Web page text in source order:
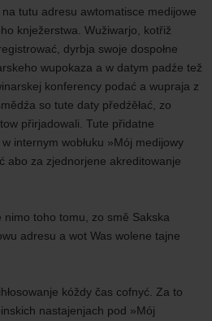
tutu adresu awtomatisce medijowe
knježerstwa. Wužiwarjo, kotřiž
dyrbja swoje dospołne
wupokaza a w datym padźe tež
konferency podać a wupraja z
so tute daty předźěłać, zo
přirjadowali. Tute přidatne
internym wobłuku »Mój medijowy
abo za zjednorjene akreditowanje
nimo toho tomu, zo smě Sakska
adresu a wot Was wolene tajne
kóždy čas cofnyć. Za to
nastajenjach pod »Mój